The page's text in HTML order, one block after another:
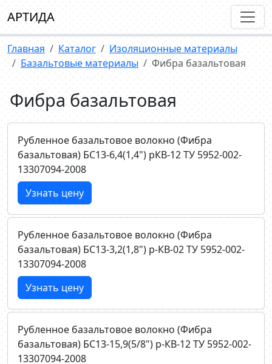
АРТИДА
Главная Каталог
Изоляционные материалы
Базальтовые материалы
Фибра базальтовая
Фибра базальтовая
Рубленное базальтовое волокно (Фибра
базальтовая) БС13-6,4(1,4") рКВ-12 ТУ 5952-002-
13307094-2008
Узнать цену
Рубленное базальтовое волокно (Фибра
базальтовая) БС13-3,2(1,8") р-КВ-02 ТУ 5952-002-
13307094-2008
Узнать цену
Рубленное базальтовое волокно (Фибра
базальтовая) БС13-15,9(5/8") р-КВ-12 ТУ 5952-002-
13307094-2008